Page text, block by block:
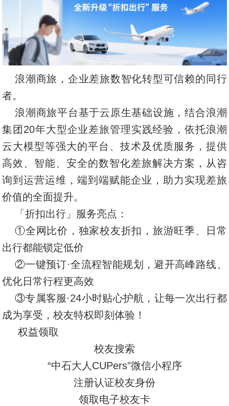
浪潮商旅，企业差旅数智化转型可信赖的同行
者。
浪潮商旅平台基于云原生基础设施，结合浪潮
集团20年大型企业差旅管理实践经验，依托浪潮
云大模型等强大的平台、技术及优质服务，提供
高效、智能、安全的数智化差旅解决方案，从咨
询到运营运维，端到端赋能企业，助力实现差旅
价值的全面提升。
「折扣出行」服务亮点：
①全网比价，独家校友折扣，旅游旺季、日常
出行都能锁定低价
②一键预订·全流程智能规划，避开高峰路线、
优化日常行程更高效
③专属客服·24小时贴心护航，让每一次出行都
成为享受，校友特权即刻体验！
权益领取
校友搜索
“中石大人CUPers”微信小程序
注册认证校友身份
领取电子校友卡